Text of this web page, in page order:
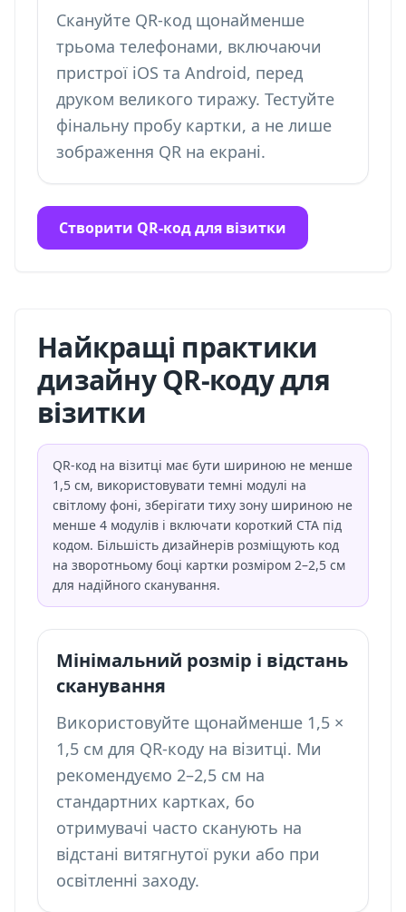
Скануйте QR-код щонайменше
трьома телефонами, включаючи
пристрої iOS та Android, перед
друком великого тиражу. Тестуйте
фінальну пробу картки, а не лише
зображення QR на екрані.
Створити QR-код для візитки
Найкращі практики
дизайну QR-коду для
візитки
QR-код на візитці має бути шириною не менше
1,5 см, використовувати темні модулі на
світлому фоні, зберігати тиху зону шириною не
менше 4 модулів і включати короткий CTA під
кодом. Більшість дизайнерів розміщують код
на зворотньому боці картки розміром 2–2,5 см
для надійного сканування.
Мінімальний розмір і відстань
сканування
Використовуйте щонайменше 1,5 ×
1,5 см для QR-коду на візитці. Ми
рекомендуємо 2–2,5 см на
стандартних картках, бо
отримувачі часто сканують на
відстані витягнутої руки або при
освітленні заходу.